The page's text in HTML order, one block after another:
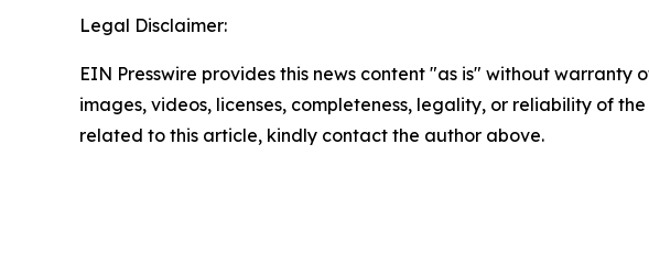
Legal Disclaimer:
EIN Presswire provides this news content "as is" without
images, videos, licenses, completeness, legality, or reliability of
related to this article, kindly contact the author above.